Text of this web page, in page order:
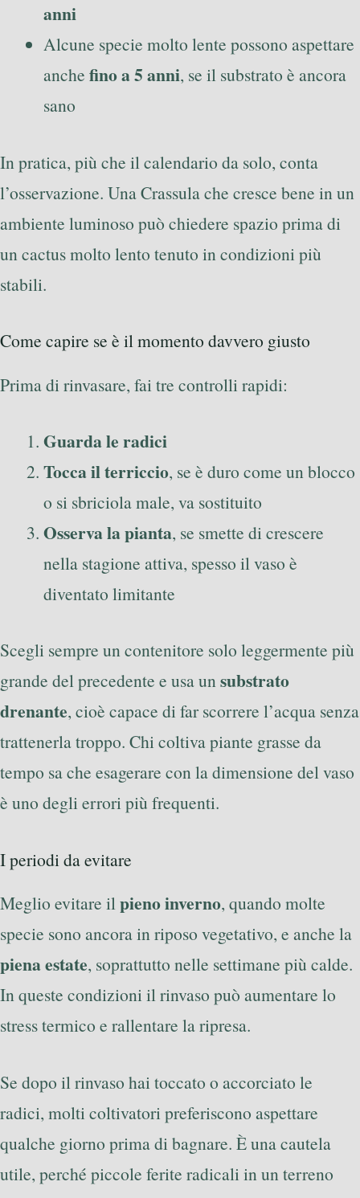
anni
Alcune specie molto lente possono aspettare
anche fino a 5 anni, se il substrato è ancora
sano
In pratica, più che il calendario da solo, conta
l’osservazione. Una Crassula che cresce bene in un
ambiente luminoso può chiedere spazio prima di
un cactus molto lento tenuto in condizioni più
stabili.
Come capire se è il momento davvero giusto
Prima di rinvasare, fai tre controlli rapidi:
Guarda le radici
Tocca il terriccio, se è duro come un blocco
o si sbriciola male, va sostituito
Osserva la pianta, se smette di crescere
nella stagione attiva, spesso il vaso è
diventato limitante
Scegli sempre un contenitore solo leggermente più
grande del precedente e usa unsubstrato
drenante, cioè capace di far scorrere l’acqua senza
trattenerla troppo. Chi coltiva piante grasse da
tempo sa che esagerare con la dimensione del vaso
è uno degli errori più frequenti.
I periodi da evitare
Meglio evitare ilpieno inverno, quando molte
specie sono ancora in riposo vegetativo, e anche la
piena estate, soprattutto nelle settimane più calde.
In queste condizioni il rinvaso può aumentare lo
stress termico e rallentare la ripresa.
Se dopo il rinvaso hai toccato o accorciato le
radici, molti coltivatori preferiscono aspettare
qualche giorno prima di bagnare. È una cautela
utile, perché piccole ferite radicali in un terreno